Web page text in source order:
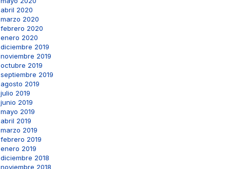
abril 2020
marzo 2020
febrero 2020
enero 2020
diciembre 2019
noviembre 2019
octubre 2019
septiembre 2019
agosto 2019
julio 2019
junio 2019
mayo 2019
abril 2019
marzo 2019
febrero 2019
enero 2019
diciembre 2018
noviembre 2018